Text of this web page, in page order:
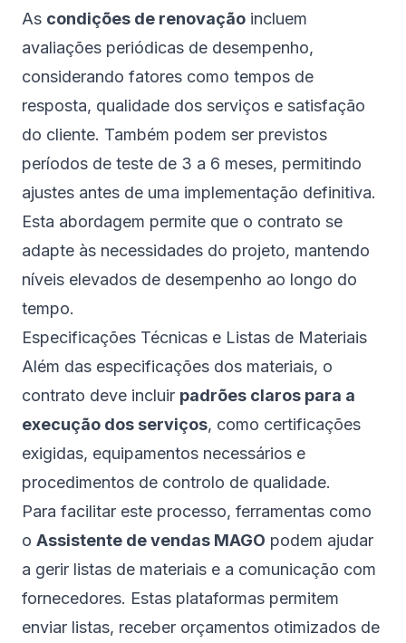
As condições de renovação incluem
avaliações periódicas de desempenho,
considerando fatores como tempos de
resposta, qualidade dos serviços e satisfação
do cliente. Também podem ser previstos
períodos de teste de 3 a 6 meses, permitindo
ajustes antes de uma implementação definitiva.
Esta abordagem permite que o contrato se
adapte às necessidades do projeto, mantendo
níveis elevados de desempenho ao longo do
tempo.
Especificações Técnicas e Listas de Materiais
Além das especificações dos materiais, o
contrato deve incluir padrões claros para a
execução dos serviços, como certificações
exigidas, equipamentos necessários e
procedimentos de controlo de qualidade.
Para facilitar este processo, ferramentas como
o Assistente de vendas MAGO podem ajudar
a gerir listas de materiais e a comunicação com
fornecedores. Estas plataformas permitem
enviar listas, receber orçamentos otimizados de